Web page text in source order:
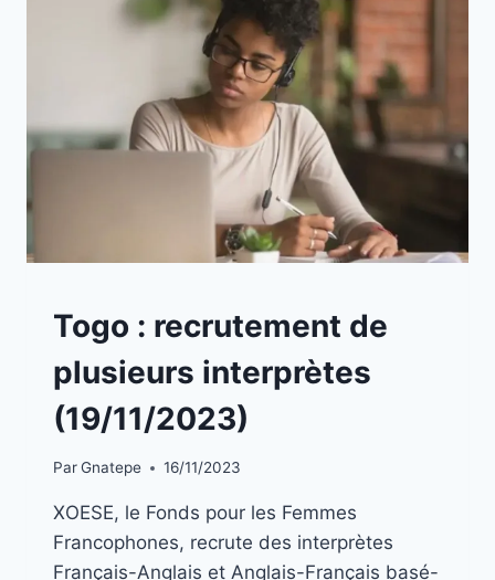
A
LA
Togo : recrutement de
plusieurs interprètes
(19/11/2023)
ParGnatepe 16/11/2023
XOESE, le Fonds pour les Femmes
Francophones, recrute des interprètes
Français-Anglais et Anglais-Français basé-